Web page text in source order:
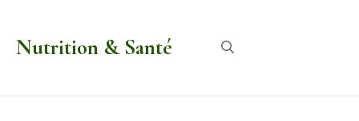
Nutrition & Santé